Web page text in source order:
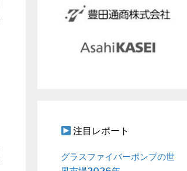
注目レポート
グラスファイバーポンプの世